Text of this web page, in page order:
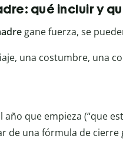
qué incluir y
gane fuerza, se
una costumbre, una
año que empieza (“que
de una fórmula de